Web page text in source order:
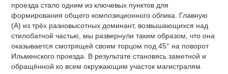
проезда стало одним из ключевых пунктов для
формирования общего композиционного облика. Главную
(А) из трёх разновысотных доминант, возвышающихся над
стилобатной частью, мы развернули таким образом, что она
оказывается смотрящей своим торцом под 45° на поворот
Ильменского проезда. В результате становясь заметной и
обращённой ко всем окружающим участок магистралям.